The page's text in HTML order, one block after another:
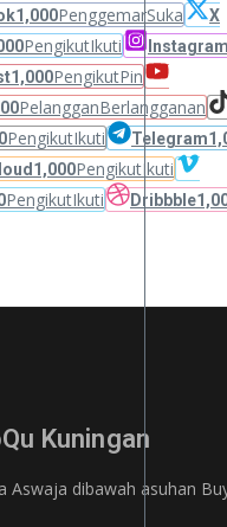
1,000PenggemarSuka
X
PengikutIkuti Instagram
1,000PengikutPin
PelangganBerlangganan
PengikutIkuti Telegram
1,000PengikutIkuti
PengikutIkuti Dribbble
Kuningan
Aswaja dibawah asuhan